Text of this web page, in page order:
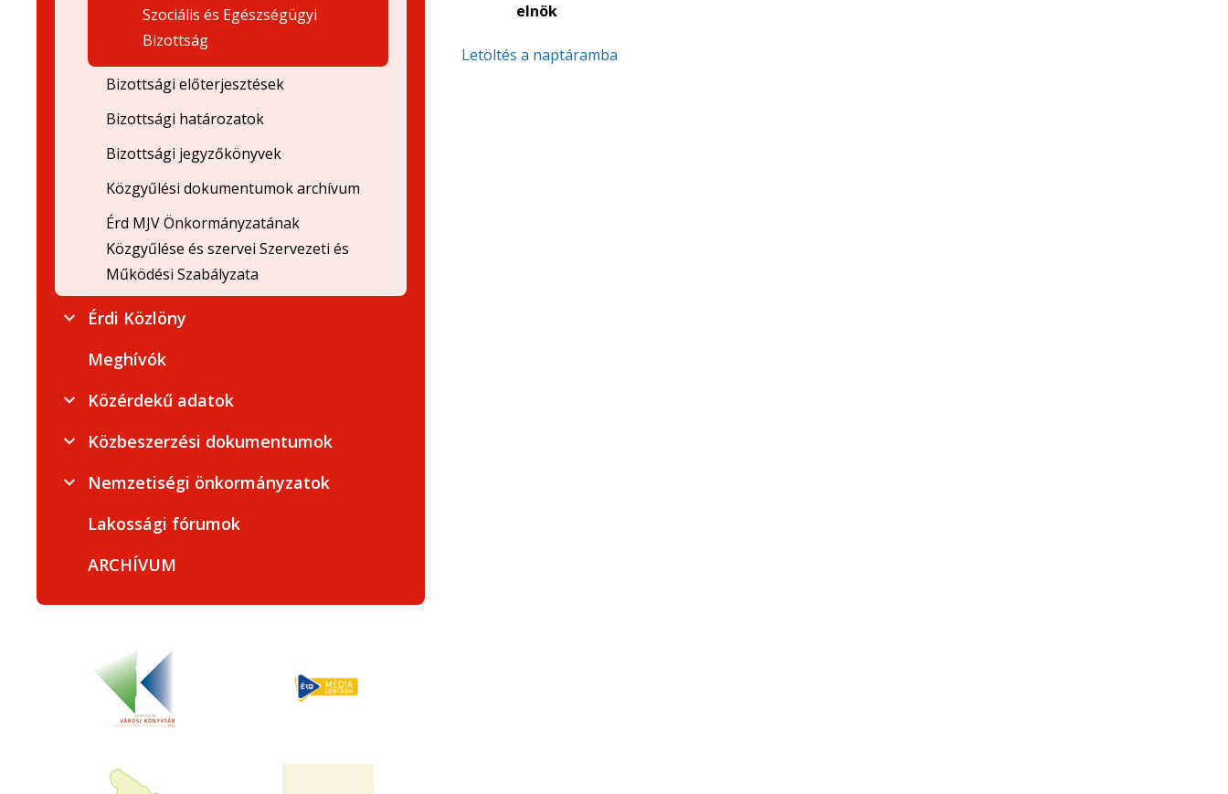
elnök
Letöltés a naptáramba
Szociális és Egészségügyi
Bizottság
Bizottsági előterjesztések
Bizottsági határozatok
Bizottsági jegyzőkönyvek
Közgyűlési dokumentumok archívum
Érd MJV Önkormányzatának
Közgyűlése és szervei Szervezeti és
Működési Szabályzata
Érdi Közlöny
Meghívók
Közérdekű adatok
Közbeszerzési dokumentumok
Nemzetiségi önkormányzatok
Lakossági fórumok
ARCHÍVUM